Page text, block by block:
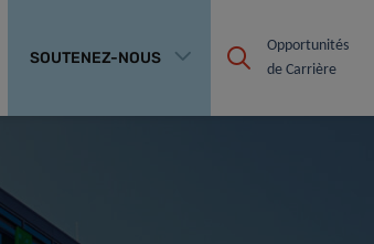
SOUTENEZ-NOUS
Opportunités
de Carrière